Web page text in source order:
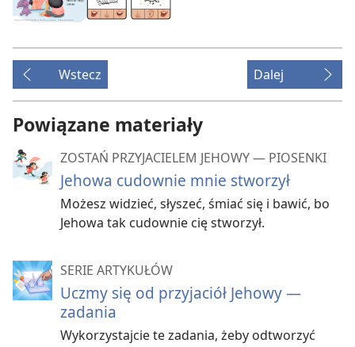
Wstecz Dalej
Powiązane materiały
ZOSTAŃ PRZYJACIELEM JEHOWY — PIOSENKI
Jehowa cudownie mnie stworzył
Możesz widzieć, słyszeć, śmiać się i bawić, bo
Jehowa tak cudownie cię stworzył.
SERIE ARTYKUŁÓW
Uczmy się od przyjaciół Jehowy —
zadania
Wykorzystajcie te zadania, żeby odtworzyć